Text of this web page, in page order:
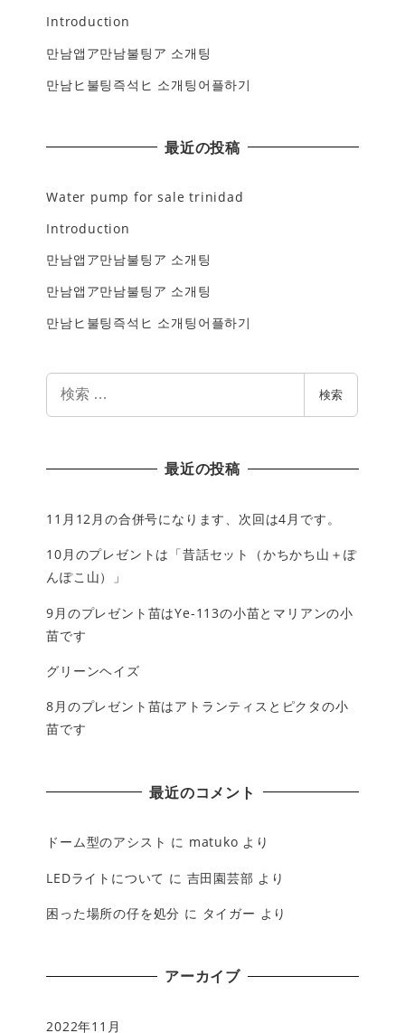
Introduction
만남앱ア만남불팅ア 소개팅
만남ヒ불팅즉석ヒ 소개팅어플하기
最近の投稿
Water pump for sale trinidad
Introduction
만남앱ア만남불팅ア 소개팅
만남앱ア만남불팅ア 소개팅
만남ヒ불팅즉석ヒ 소개팅어플하기
検索
最近の投稿
11月12月の合併号になります、次回は4月です。
10月のプレゼントは「昔話セット（かちかち山＋ぽ
んぽこ山）」
9月のプレゼント苗はYe-113の小苗とマリアンの小
苗です
グリーンヘイズ
8月のプレゼント苗はアトランティスとピクタの小
苗です
最近のコメント
ドーム型のアシスト に matuko より
LEDライトについて に 吉田園芸部 より
困った場所の仔を処分 に タイガー より
アーカイブ
2022年11月